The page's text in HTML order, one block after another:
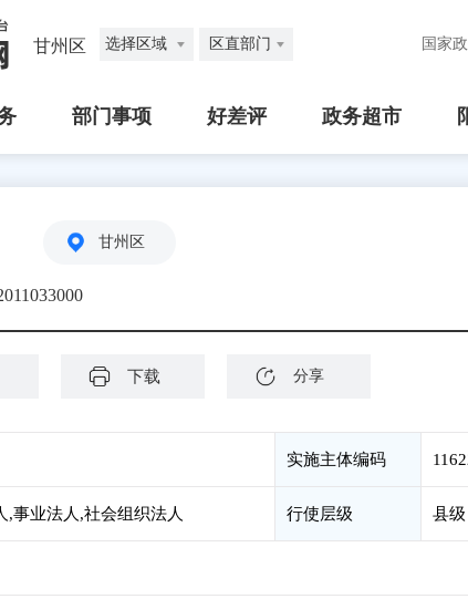
甘州区 选择区域 区直部门 国家
部门事项 好差评 政务超市
甘州区
下载 分享
实施主体编码
,事业法人,社会组织法人 行使层级 县级